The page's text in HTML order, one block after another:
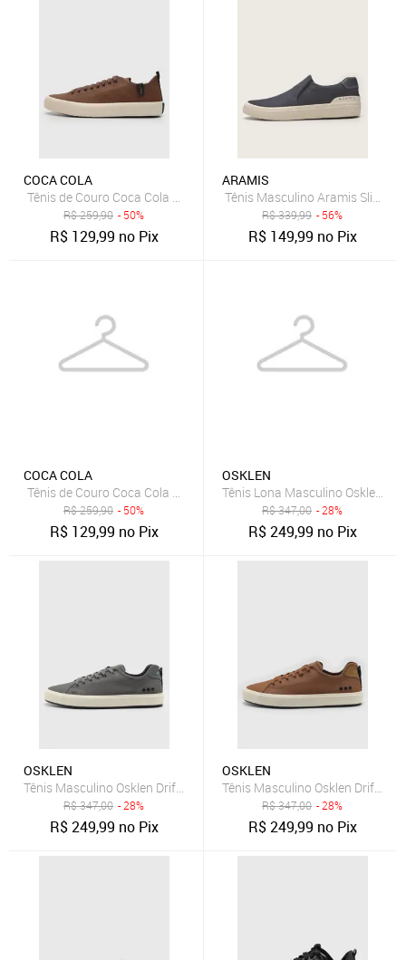
COCA COLA
Tênis de Couro Coca Cola Houston Leather Marrom
R$259,90 - 50%
R$ 129,99 no Pix
ARAMIS
Tênis Masculino Aramis Slip-On
R$339,99 - 56%
R$ 149,99 no Pix
COCA COLA
Tênis de Couro Coca Cola Houston Leather Preto
R$259,90 - 50%
R$ 129,99 no Pix
OSKLEN
Tênis Lona Masculino Osklen
R$347,00 - 28%
R$249,99 no Pix
OSKLEN
Tênis Masculino Osklen Drift Cinza
R$347,00 - 28%
R$249,99 no Pix
OSKLEN
Tênis Masculino Osklen Drift
R$347,00 - 28%
R$249,99 no Pix